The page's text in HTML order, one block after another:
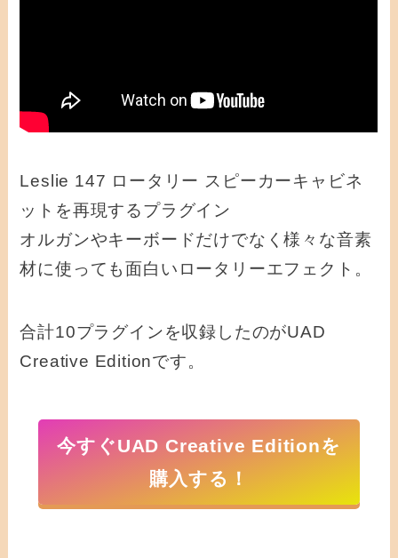
Leslie 147 ロータリー スピーカーキャビネ
ットを再現するプラグイン
オルガンやキーボードだけでなく様々な音素
材に使っても面白いロータリーエフェクト。
合計10プラグインを収録したのがUAD
Creative Editionです。
今すぐUAD Creative Editionを
購入する！